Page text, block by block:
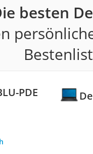
besten
PDE